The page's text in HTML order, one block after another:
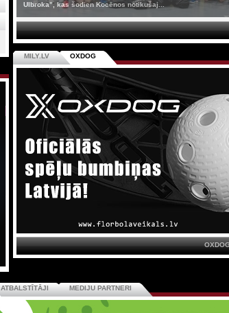
Ulbroka", kas šodien Kocēnos notikušaj...
MILY.LV OXDOG
ATBALSTĪTĀJI MEDIJU PARTNERI